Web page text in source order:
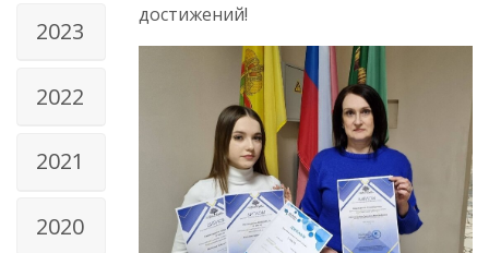
2023
2022
2021
2020
достижений!